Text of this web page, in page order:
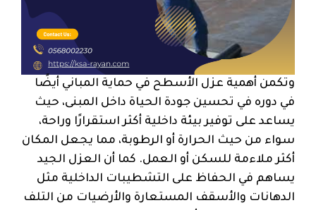
وتكمن أهمية عزل الأسطح في حماية المباني أيضًا
في دوره في تحسين جودة الحياة داخل المبنى، حيث
يساعد على توفير بيئة داخلية أكثر استقرارًا وراحة،
سواء من حيث الحرارة أو الرطوبة، مما يجعل المكان
أكثر ملاءمة للسكن أو العمل. كما أن العزل الجيد
يساهم في الحفاظ على التشطيبات الداخلية مثل
الدهانات والأسقف المستعارة والأرضيات من التلف